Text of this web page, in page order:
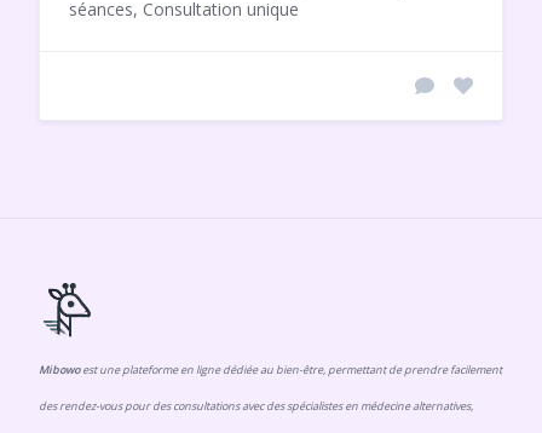
séances, Consultation unique
Mibowoest une plateforme en ligne dédiée au bien-être, permettant de prendre facilement
des rendez-vous pour des consultations avec des spécialistes en médecine alternatives,